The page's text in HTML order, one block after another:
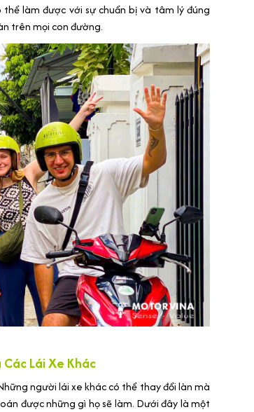
làm được với sự chuẩn bị và tâm lý đúng
trên mọi con đường.
Lái Xe Khác
người lái xe khác có thể thay đổi làn mà
được những gì họ sẽ làm. Dưới đây là một